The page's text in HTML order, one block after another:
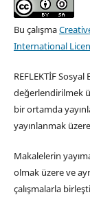
Bu çalışma
International
REFLEKTİF
değerlendirilmek
bir ortamda
yayınlanmak
Makalelerin
olmak üzere ve
çalışmalarla